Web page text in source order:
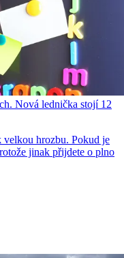
Nová lednička stojí 12
velkou hrozbu. Pokud je
jinak přijdete o plno